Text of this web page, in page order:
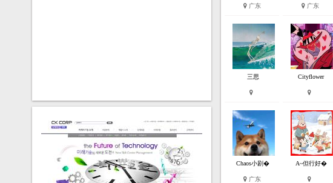
广东 广东
三思 Cityflower
Chaos小剧�
广东
A~但行好�